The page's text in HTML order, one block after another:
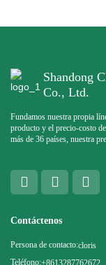
Shandong
Co., Ltd.
Fundamos nuestra propia
producto y el precio-costo
más de 36 países, nuestra
Contáctenos
Persona de contacto:cloris
Teléfono: